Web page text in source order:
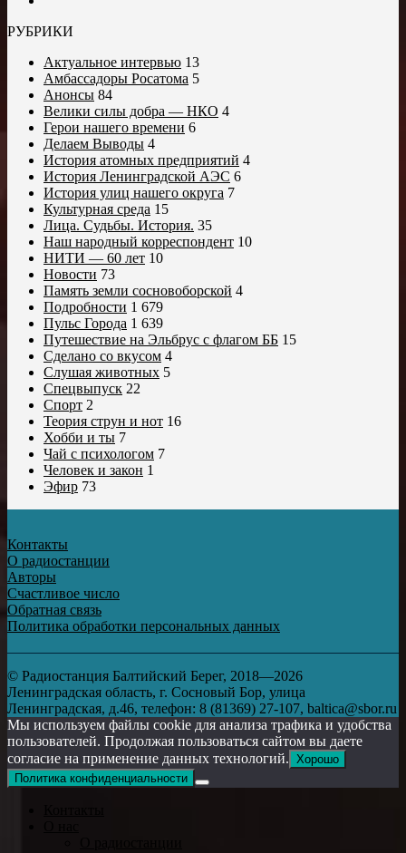
РУБРИКИ
Актуальное интервью 13
Амбассадоры Росатома 5
Анонсы 84
Велики силы добра — НКО 4
Герои нашего времени 6
Делаем Выводы 4
История атомных предприятий 4
История Ленинградской АЭС 6
История улиц нашего округа 7
Культурная среда 15
Лица. Судьбы. История. 35
Наш народный корреспондент 10
НИТИ — 60 лет 10
Новости 73
Память земли сосновоборской 4
Подробности 1 679
Пульс Города 1 639
Путешествие на Эльбрус с флагом ББ 15
Сделано со вкусом 4
Слушая животных 5
Спецвыпуск 22
Спорт 2
Теория струн и нот 16
Хобби и ты 7
Чай с психологом 7
Человек и закон 1
Эфир 73
Контакты
О радиостанции
Авторы
Счастливое число
Обратная связь
Политика обработки персональных данных
© Радиостанция Балтийский Берег, 2018—2026
Ленинградская область, г. Сосновый Бор, улица
Ленинградская, д.46, телефон: 8 (81369) 27-107, baltica@sbor.ru
Мы используем файлы cookie для анализа трафика и удобства
пользователей. Продолжая пользоваться сайтом вы даете
согласие на применение данных технологий. Хорошо
Политика конфиденциальности